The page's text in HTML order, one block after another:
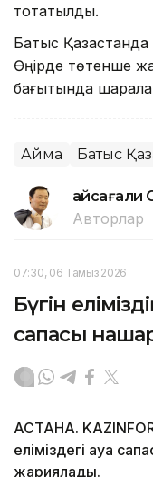
тоқтатылды.
Батыс
Өңірде төтенше
бағытында
Аймақ Батыс
Ғайсағали
Авторлар
07:30, 06 Тамыз 2026
Бүгін
сапасы
АСТАНА.
еліміздегі ауа
жариялады.